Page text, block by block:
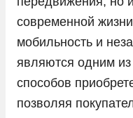
Lifan
Livan
LiXiang
современной
мобильность и
являются одним
способов
позволяя